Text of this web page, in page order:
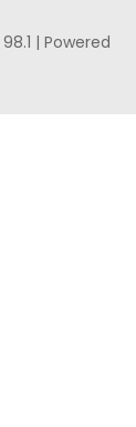
| Powered